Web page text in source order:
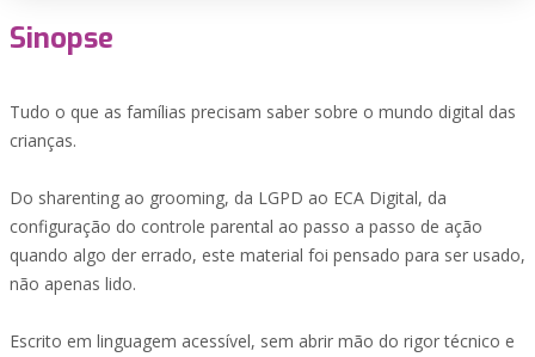
Sinopse
Tudo o que as famílias precisam saber sobre o mundo digital das
crianças.
Do sharenting ao grooming, da LGPD ao ECA Digital, da
configuração do controle parental ao passo a passo de ação
quando algo der errado, este material foi pensado para ser usado,
não apenas lido.
Escrito em linguagem acessível, sem abrir mão do rigor técnico e